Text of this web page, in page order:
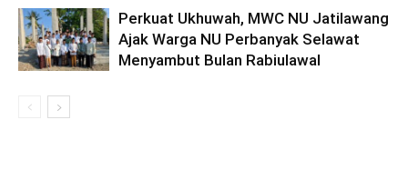
Perkuat Ukhuwah, MWC NU Jatilawang
Ajak Warga NU Perbanyak Selawat
Menyambut Bulan Rabiulawal